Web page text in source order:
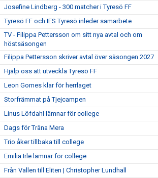
Josefine Lindberg - 300 matcher i Tyresö FF
Tyresö FF och IES Tyresö inleder samarbete
TV - Filippa Pettersson om sitt nya avtal och om
höstsäsongen
Filippa Pettersson skriver avtal över säsongen 2027
Hjälp oss att utveckla Tyresö FF
Leon Gomes klar för herrlaget
Storfrämmat på Tjejcampen
Linus Löfdahl lämnar för college
Dags för Träna Mera
Trio åker tillbaka till college
Emilia Irle lämnar för college
Från Vallen till Eliten | Christopher Lundhall